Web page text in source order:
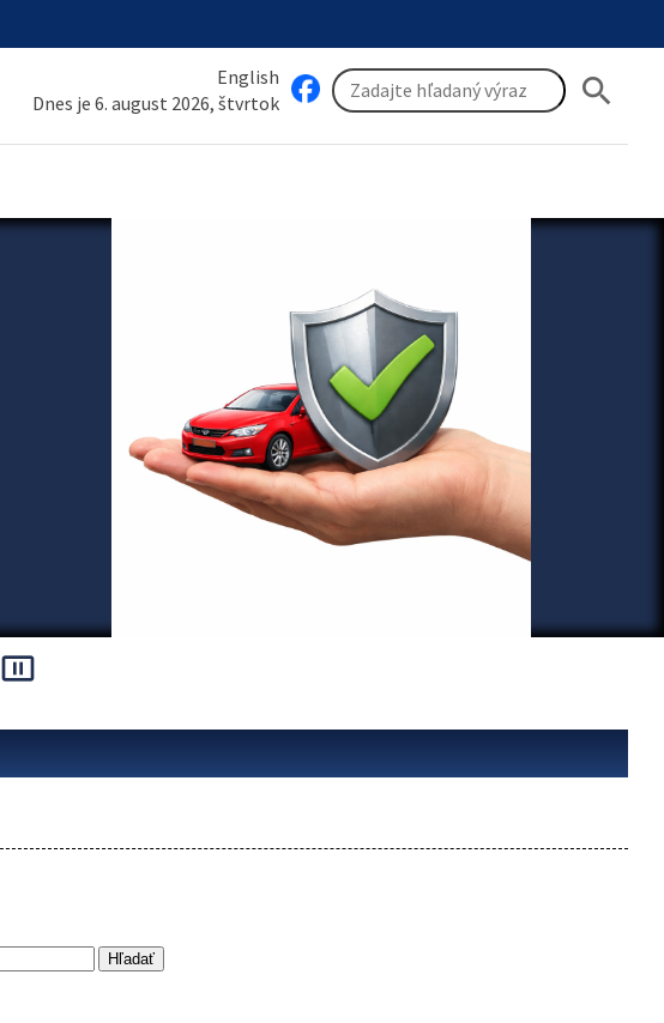
English
Dnes je 6. august 2026, štvrtok
search
pause_presentation